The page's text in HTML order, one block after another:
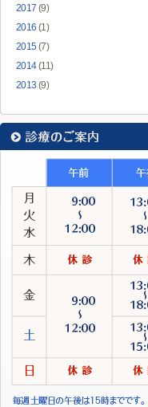
2017 (9)
2016 (1)
2015 (7)
2014(11)
2013 (9)